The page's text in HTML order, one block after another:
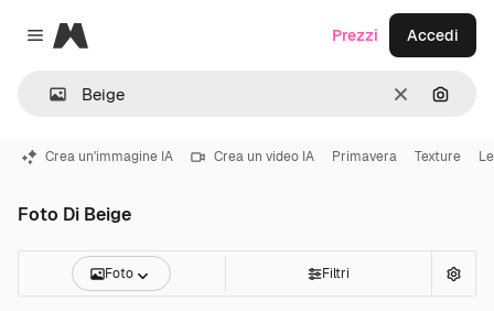
Close menu
Magnific
CancellaCerca
Prezzi Accedi
Crea un'immagine IA Crea un video IA Primavera Texture
Foto Di Beige
Foto Filtri